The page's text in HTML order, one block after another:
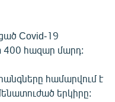
Covid-19
400 հազար մարդ:
համարվում է
երկիրը: